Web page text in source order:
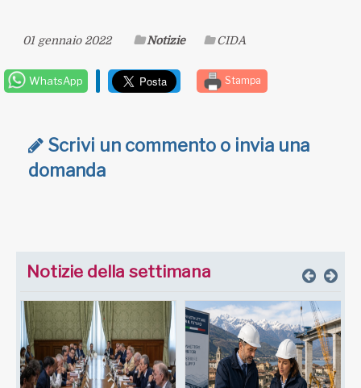
01 gennaio 2022 Notizie CIDA
WhatsApp Stampa
Scrivi un commento o invia una
domanda
Notizie della settimana